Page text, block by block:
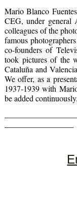
Mario Blanco
CEG, under general
colleagues of the
famous
co-founders of
took pictures of the
Cataluña and
We offer, as a
1937-1939 with
be added continuously.